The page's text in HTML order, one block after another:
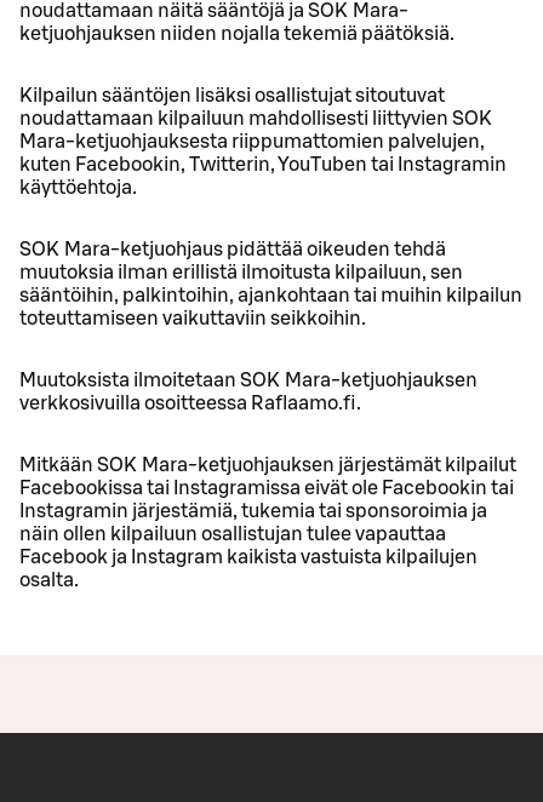
noudattamaan näitä sääntöjä ja SOK Mara-
ketjuohjauksen niiden nojalla tekemiä päätöksiä.
Kilpailun sääntöjen lisäksi osallistujat sitoutuvat
noudattamaan kilpailuun mahdollisesti liittyvien SOK
Mara-ketjuohjauksesta riippumattomien palvelujen,
kuten Facebookin, Twitterin, YouTuben tai Instagramin
käyttöehtoja.
SOK Mara-ketjuohjaus pidättää oikeuden tehdä
muutoksia ilman erillistä ilmoitusta kilpailuun, sen
sääntöihin, palkintoihin, ajankohtaan tai muihin kilpailun
toteuttamiseen vaikuttaviin seikkoihin.
Muutoksista ilmoitetaan SOK Mara-ketjuohjauksen
verkkosivuilla osoitteessa Raflaamo.fi.
Mitkään SOK Mara-ketjuohjauksen järjestämät kilpailut
Facebookissa tai Instagramissa eivät ole Facebookin tai
Instagramin järjestämiä, tukemia tai sponsoroimia ja
näin ollen kilpailuun osallistujan tulee vapauttaa
Facebook ja Instagram kaikista vastuista kilpailujen
osalta.